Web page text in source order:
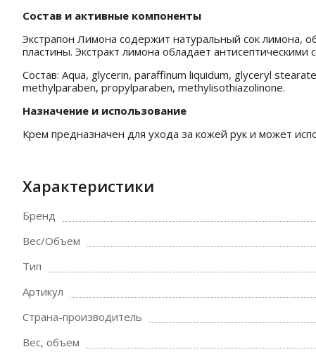
Состав и активные компоненты
Экстрапон Лимона содержит натуральный сок
пластины. Экстракт лимона обладает
Состав: Aqua, glycerin, paraffinum liquidum, glyceryl
methylparaben, propylparaben, methylisothiazolinone.
Назначение и использование
Крем предназначен для ухода за кожей рук и может
Характеристики
Бренд
Вес/Объем
Тип
Артикул
Страна-производитель
Вес, объем